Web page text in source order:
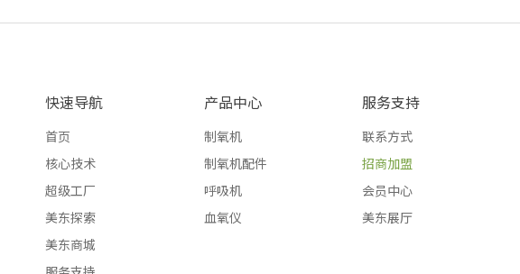
快速导航
首页
核心技术
超级工厂
美东探索
美东商城
产品中心
制氧机
制氧机配件
呼吸机
血氧仪
服务支持
联系方式
招商加盟
会员中心
美东展厅